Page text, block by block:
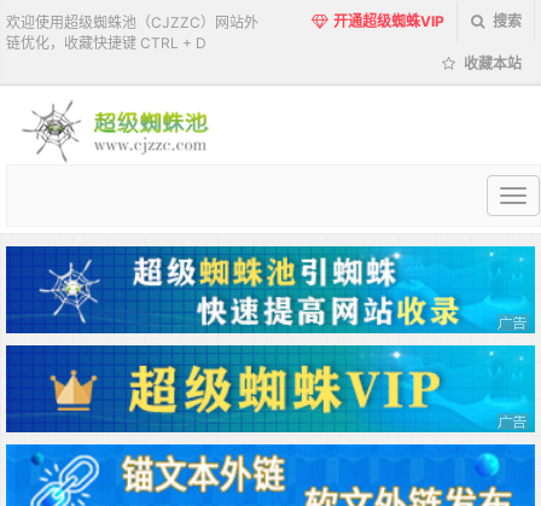
欢迎使用超级蜘蛛池（CJZZC）网站外
链优化，收藏快捷键 CTRL + D
开通超级蜘蛛VIP 搜索
收藏本站
超
蜘
蛛
池